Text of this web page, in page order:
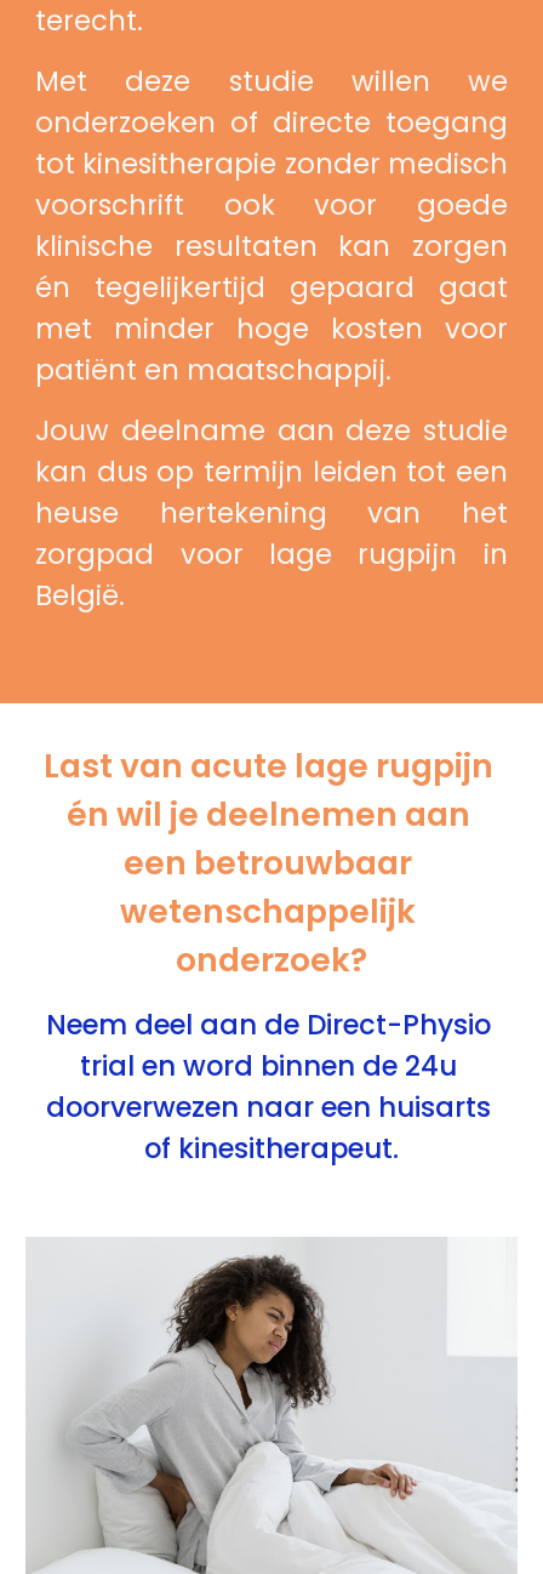
terecht.
Met deze studie willen we
onderzoeken of directe toegang
tot kinesitherapie zonder medisch
voorschrift ook voor goede
klinische resultaten kan zorgen
én tegelijkertijd gepaard gaat
met minder hoge kosten voor
patiënt en maatschappij.
Jouw deelname aan deze studie
kan dus op termijn leiden tot een
heuse hertekening van het
zorgpad voor lage rugpijn in
België.
Last van acute lage rugpijn
én wil je deelnemen aan
een betrouwbaar
wetenschappelijk
onderzoek?
Neem deel aan de Direct-Physio
trial en word binnen de 24u
doorverwezen naar een huisarts
of kinesitherapeut.